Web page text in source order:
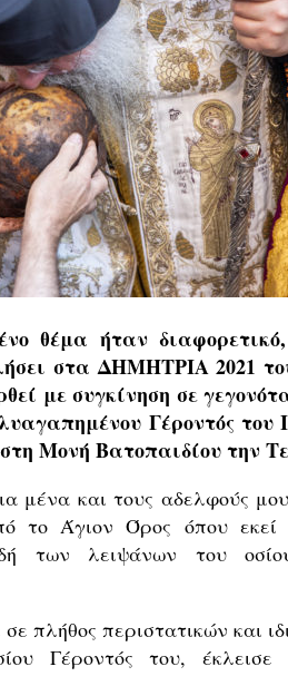
θέμα ήταν
στα ΔΗΜΗΤΡΙΑ 2021
με συγκίνηση σε
Γέροντός του
Μονή Βατοπαιδίου την
μένα και τους αδελφούς
το Άγιον Όρος όπου
των λειψάνων του
πλήθος περιστατικών και
Γέροντός του,